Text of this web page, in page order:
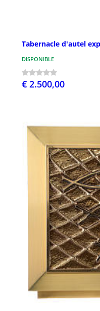
Tabernacle d'autel
DISPONIBLE
€ 2.500,00